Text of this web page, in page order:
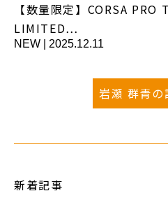
【数量限定】CORSA PRO
LIMITED…
NEW 2025.12.11
岩瀬 群青の
新着記事